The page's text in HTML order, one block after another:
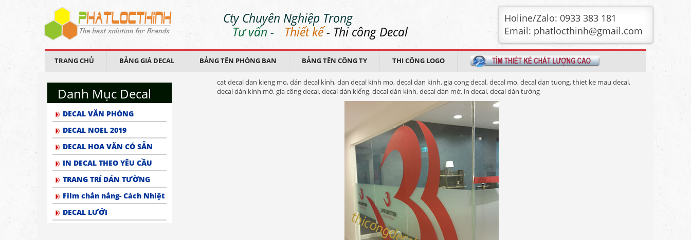
Cty Chuyên Nghiệp Trong
Tư vấn - Thiết kế- Thi công Decal
Holine/Zalo: 0933 383 181
Email: phatlocthinh@gmail.com
TRANG CHỦ BẢNG GIÁ DECAL BẢNG TÊN PHÒNG BAN BẢNG TÊN CÔNG TY THI CÔNG LOGO
cat decal dan kieng mo, dán decal kính, dan decal kinh mo, decal dan kinh, gia cong decal, decal mo, decal dan tuong, thiet ke mau decal,
decal dán kính mờ, gia công decal, decal dán kiếng, decal dán kính, decal dán mờ, in decal, decal dán tường
Danh Mục Decal
DECAL VĂN PHÒNG
DECAL NOEL 2019
DECAL HOA VĂN CÓ SẴN
IN DECAL THEO YÊU CẦU
TRANG TRÍ DÁN TƯỜNG
Film chắn nắng- Cách Nhiệt
DECAL LƯỚI